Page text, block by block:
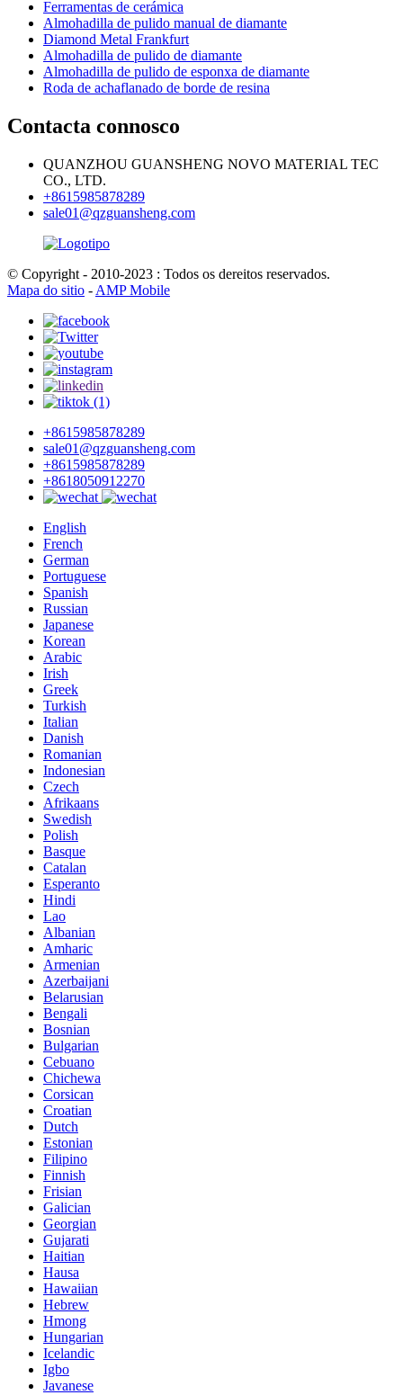
Ferramentas de cerámica
Almohadilla de pulido manual de diamante
Diamond Metal Frankfurt
Almohadilla de pulido de diamante
Almohadilla de pulido de esponxa de diamante
Roda de achaflanado de borde de resina
Contacta connosco
QUANZHOU GUANSHENG NOVO MATERIAL TEC
CO., LTD.
+8615985878289
sale01@qzguansheng.com
© Copyright - 2010-2023 : Todos os dereitos reservados.
Mapa do sitio - AMP Mobile
+8615985878289
sale01@qzguansheng.com
+8615985878289
+8618050912270
English
French
German
Portuguese
Spanish
Russian
Japanese
Korean
Arabic
Irish
Greek
Turkish
Italian
Danish
Romanian
Indonesian
Czech
Afrikaans
Swedish
Polish
Basque
Catalan
Esperanto
Hindi
Lao
Albanian
Amharic
Armenian
Azerbaijani
Belarusian
Bengali
Bosnian
Bulgarian
Cebuano
Chichewa
Corsican
Croatian
Dutch
Estonian
Filipino
Finnish
Frisian
Galician
Georgian
Gujarati
Haitian
Hausa
Hawaiian
Hebrew
Hmong
Hungarian
Icelandic
Igbo
Javanese